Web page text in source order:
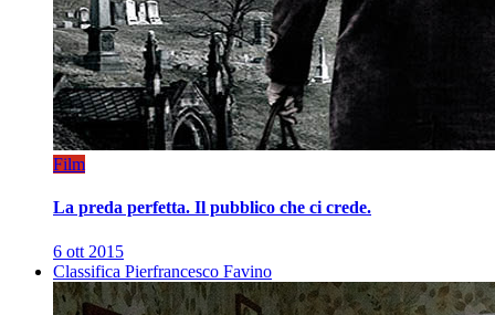
Film
La preda perfetta. Il pubblico che ci crede.
6 ott 2015
Classifica Pierfrancesco Favino